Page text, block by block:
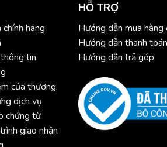
hãng
tin
của thương
dịch vụ
chứng từ
giao nhận
HỖ TRỢ
Hướng dẫn mua hàng
Hướng dẫn thanh toán
Hướng dẫn trả góp